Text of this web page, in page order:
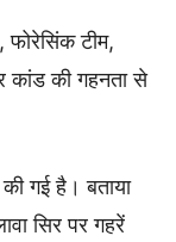
फोरेसिंक टीम,
कांड की गहनता से
गई है। बताया
सिर पर गहरें